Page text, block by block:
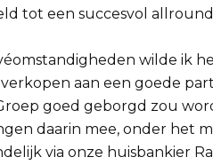
tot een succesvol
wilde ik
aan een goede
goed geborgd zou
daarin mee, onder het
via onze huisbankier